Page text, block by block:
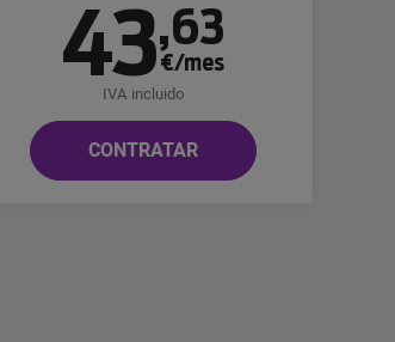
43,63
€/mes
IVA incluido
CONTRATAR